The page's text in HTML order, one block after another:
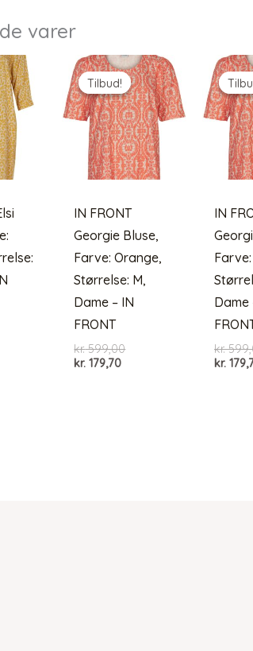
varer
Tilbud!
Tilbud!
IN FRONT
Georgie Bluse,
Farve: Orange,
Størrelse: M,
Dame – IN
FRONT
kr.599,00Den
kr. 179,70Den
IN
Dame
kr.
kr.